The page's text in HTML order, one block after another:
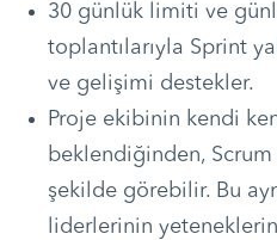
30 günlük limiti ve
toplantılarıyla Sprint
ve gelişimi destekler.
Proje ekibinin kendi
beklendiğinden,
şekilde görebilir. Bu
liderlerinin